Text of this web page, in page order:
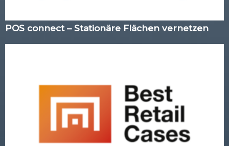
POS connect – Stationäre Flächen vernetzen